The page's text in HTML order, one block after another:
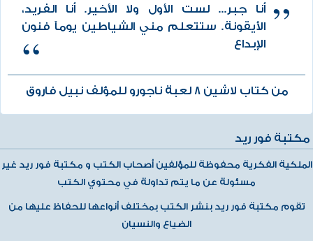
أنا جبر... لست الأول ولا الأخير. أنا الفريد،
الأيقونة. ستتعلم مني الشياطين يومآ فنون
الإبداع
من كتاب لاشين 8 لعبة ناجورو للمؤلف نبيل فاروق
مكتبة فور ريد
الملكية الفكرية محفوظة للمؤلفين أصحاب الكتب و مكتبة فور ريد غير
مسئولة عن ما يتم تداولة في محتوي الكتب
تقوم مكتبة فور ريد بنشر الكتب بمختلف أنواعها للحفاظ عليها من
الضياع والنسيان